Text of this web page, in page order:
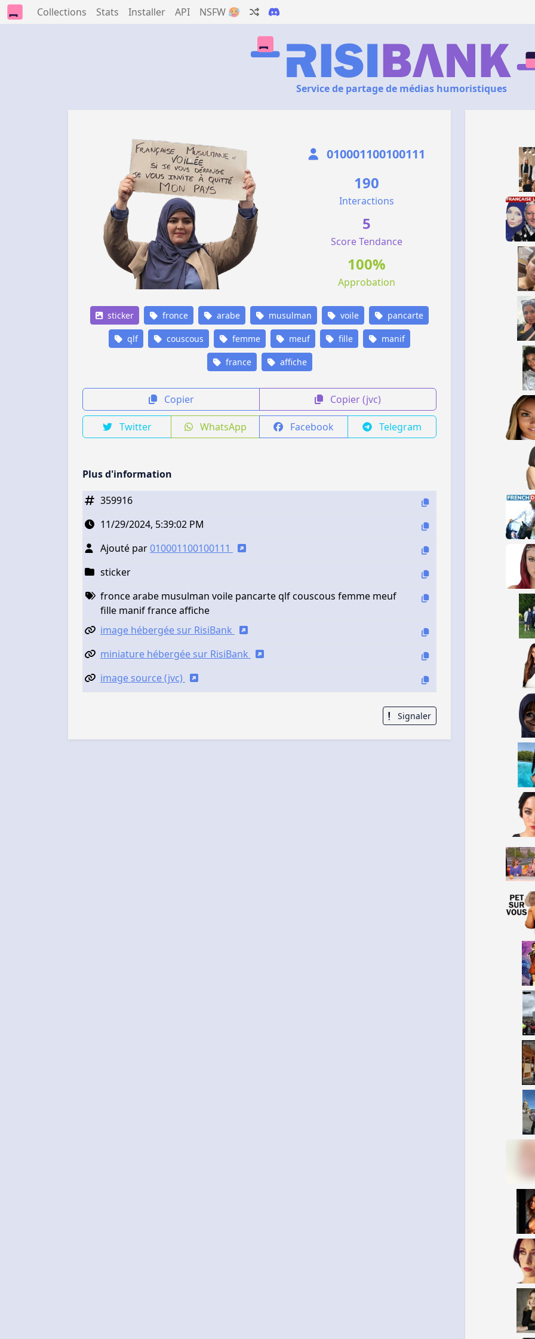
Collections Stats Installer API NSFW 🥵
Service de partage de médias humoristiques
010001100100111
190
Interactions
5
Score Tendance
100%
Approbation
sticker fronce arabe musulman voile pancarte
qlf couscous femme meuf fille manif
france affiche
Copier Copier (jvc)
Twitter WhatsApp Facebook Telegram
Plus d'information
359916
11/29/2024, 5:39:02 PM
Ajouté par010001100100111
sticker
fronce arabe musulman voile pancarte qlf couscous femme meuf
fille manif france affiche
image hébergée sur RisiBank
miniature hébergée sur RisiBank
image source (jvc)
Signaler